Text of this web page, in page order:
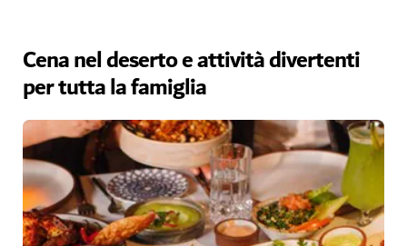
Cena nel deserto e attività divertenti
per tutta la famiglia